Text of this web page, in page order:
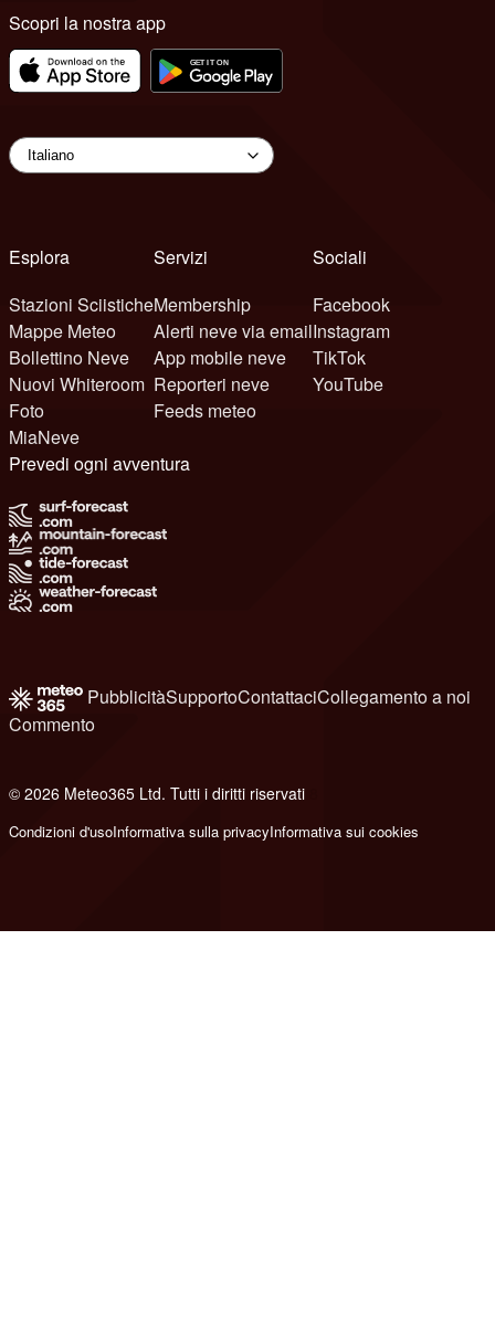
Scopri la nostra app
Esplora
Stazioni Sciistiche
Mappe Meteo
Bollettino Neve
Nuovi Whiteroom
Foto
MiaNeve
Servizi
Membership
Alerti neve via email
App mobile neve
Reporteri neve
Feeds meteo
Sociali
Facebook
Instagram
TikTok
YouTube
Prevedi ogni avventura
PubblicitàSupportoContattaciCollegamento a noi
Commento
© 2026 Meteo365 Ltd. Tutti i diritti riservati
Condizioni d'usoInformativa sulla privacyInformativa sui cookies